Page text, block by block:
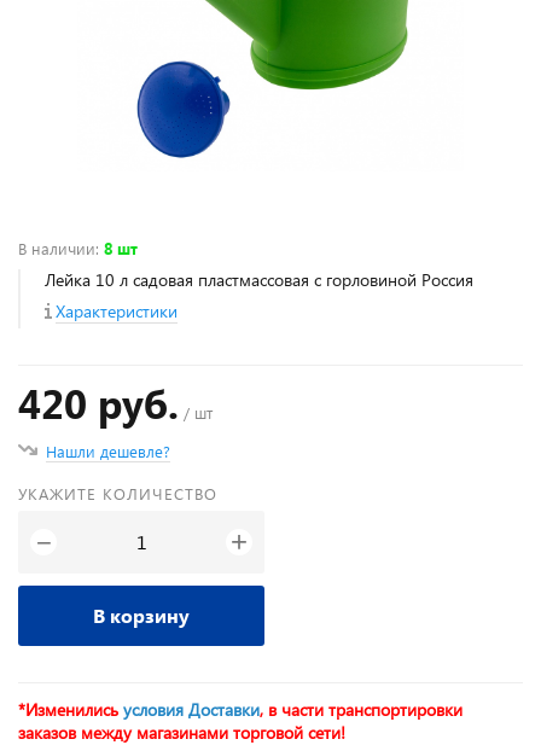
В наличии: 8 шт
Лейка 10 л садовая пластмассовая с горловиной Россия
Характеристики
420 руб. / шт
Нашли дешевле?
УКАЖИТЕ КОЛИЧЕСТВО
− +
В корзину
*Изменились условия Доставки, в части транспортировки
заказов между магазинами торговой сети!